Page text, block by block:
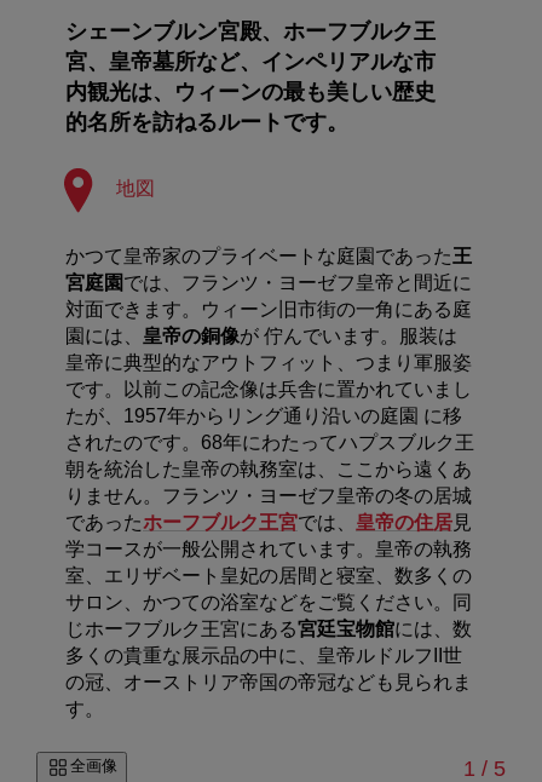
シェーンブルン宮殿、ホーフブルク王
宮、皇帝墓所など、インペリアルな市
内観光は、ウィーンの最も美しい歴史
的名所を訪ねるルートです。
地図
かつて皇帝家のプライベートな庭園であった王
宮庭園では、フランツ・ヨーゼフ皇帝と間近に
対面できます。ウィーン旧市街の一角にある庭
園には、 皇帝の銅像が 佇んでいます。服装は
皇帝に典型的なアウトフィット、つまり軍服姿
です。以前この記念像は兵舎に置かれていまし
たが、1957年からリング通り沿いの庭園 に移
されたのです。68年にわたってハプスブルク王
朝を統治した皇帝の執務室は、ここから遠くあ
りません。フランツ・ヨーゼフ皇帝の冬の居城
であったホーフブルク王宮では、 皇帝の住居見
学コースが一般公開されています。皇帝の執務
室、エリザベート皇妃の居間と寝室、数多くの
サロン、かつての浴室などをご覧ください。同
じホーフブルク王宮にある宮廷宝物館には、数
多くの貴重な展示品の中に、皇帝ルドルフII世
の冠、オーストリア帝国の帝冠なども見られま
す。
全画像 1 // 5